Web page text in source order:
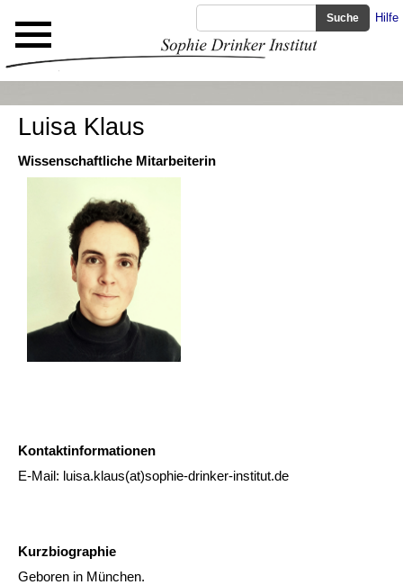
Hilfe
Luisa Klaus
Wissenschaftliche Mitarbeiterin
Kontaktinformationen
E-Mail: luisa.klaus(at)sophie-drinker-institut.de
Kurzbiographie
Geboren in München.